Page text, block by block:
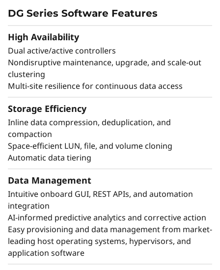
información sensible in-situ y en la nube.
Autenticación de múltiples factores y control
de acceso basados en roles.
Protección autónoma contra ransomware
con detección preventiva contra ataques.
Simplifique las copias de seguridad y la
consecuente con la aplicación.
Logre continuidad de la empresa y rápida
recuperación de desastres con nula pérdida
de datos y nulo tiempo de inactividad.
DG Series Software Features
High Availability
Dual active/active controllers
Nondisruptive maintenance, upgrade, and scale-out
clustering
Multi-site resilience for continuous data access
Storage Efficiency
Inline data compression, deduplication, and
compaction
Space-efficient LUN, file, and volume cloning
Automatic data tiering
Data Management
Intuitive onboard GUI, REST APIs, and automation
integration
AI-informed predictive analytics and corrective action
Easy provisioning and data management from market-
leading host operating systems, hypervisors, and
application software